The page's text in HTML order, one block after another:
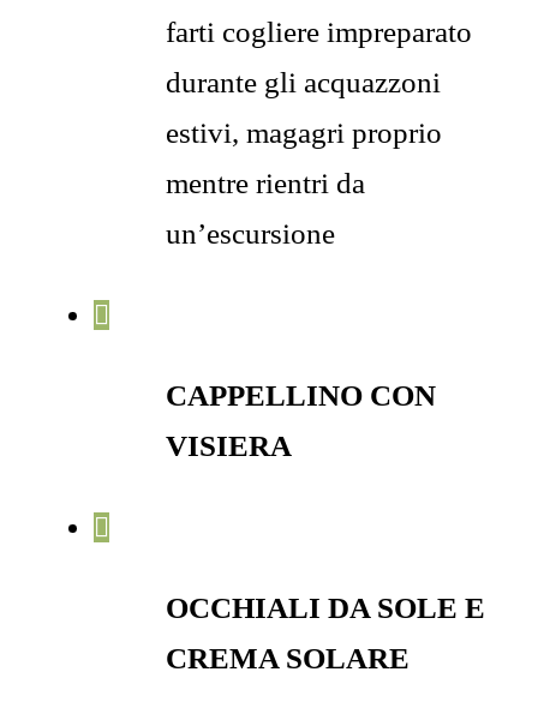
farti cogliere impreparato
durante gli acquazzoni
estivi, magagri proprio
mentre rientri da
un’escursione
CAPPELLINO CON
VISIERA
OCCHIALI DA SOLE E
CREMA SOLARE